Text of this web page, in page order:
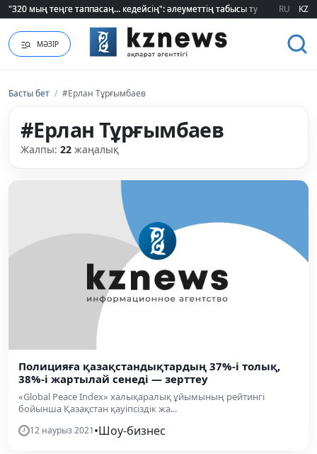
Қайрат Боранбаев лауазымды қызметке тағайындалды RU KZ
МӘЗІР
Басты бет / #Ерлан Тұрғымбаев
#Ерлан Тұрғымбаев
Жалпы: 22 жаңалық
Полицияға қазақстандықтардың 37%-і толық,
38%-і жартылай сенеді — зерттеу
«Global Peace Index» халықаралық ұйымының рейтингі
бойынша Қазақстан қауіпсіздік жа...
12 наурыз 2021•Шоу-бизнес